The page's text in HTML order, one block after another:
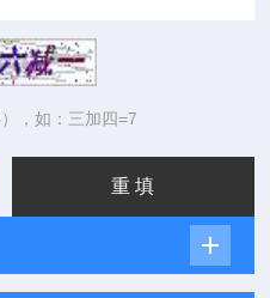
，如：三加四=7